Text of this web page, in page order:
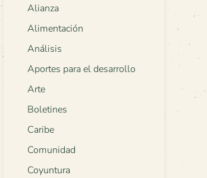
Alianza
Alimentación
Análisis
Aportes para el desarrollo
Arte
Boletines
Caribe
Comunidad
Coyuntura